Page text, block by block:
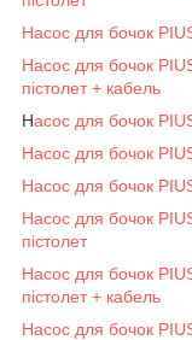
Насос для бочок
Насос для бочок
пістолет + кабель
Насос для бочок
Насос для бочок
Насос для бочок
Насос для бочок
пістолет
Насос для бочок
пістолет + кабель
Насос для бочок